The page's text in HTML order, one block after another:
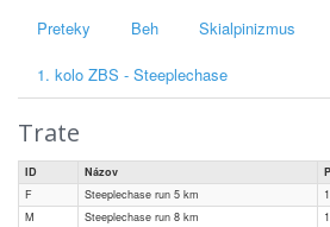
Preteky Beh Skialpinizmus
1. kolo ZBS - Steeplechase
Trate
ID Názov
F
Steeplechase run 5 km 1
M
Steeplechase run 8 km 1